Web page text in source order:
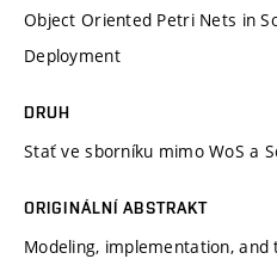
Object Oriented Petri Nets in
Deployment
DRUH
Stať ve sborníku mimo WoS a
ORIGINÁLNÍ ABSTRAKT
Modeling, implementation,